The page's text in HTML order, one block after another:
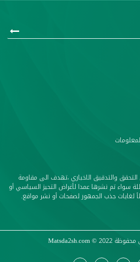
والتدقيق الاخباري ،تهدف الى مقاومة
سواء تم نشرها عمدا لأغراض التحيز السياسي أو
لغايات جذب الجمهور لصفحات أو نشر مواقع.
محفوظة Matsda2sh.com© 2022